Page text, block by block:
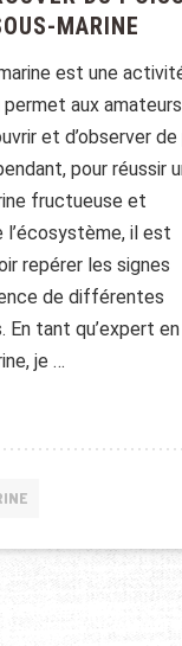
MARINE
est une
aux
et d’observer de
pour réussir
fructueuse et
il est
repérer les signes
de différentes
En tant qu’expert en
je …
TROUVER DU